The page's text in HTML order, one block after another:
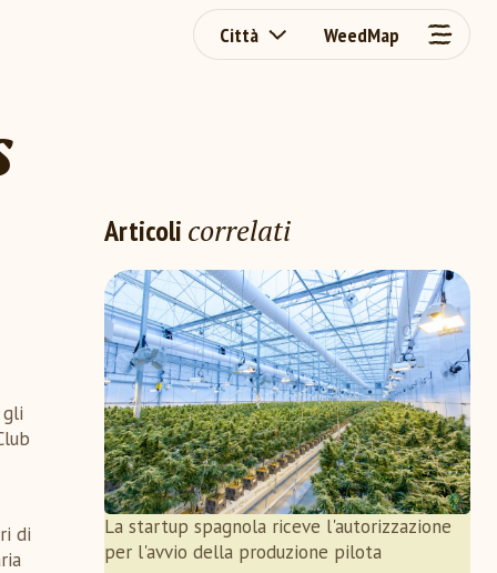
Città WeedMap
di
Articoli correlati
La startup spagnola riceve l'autorizzazione
per l'avvio della produzione pilota